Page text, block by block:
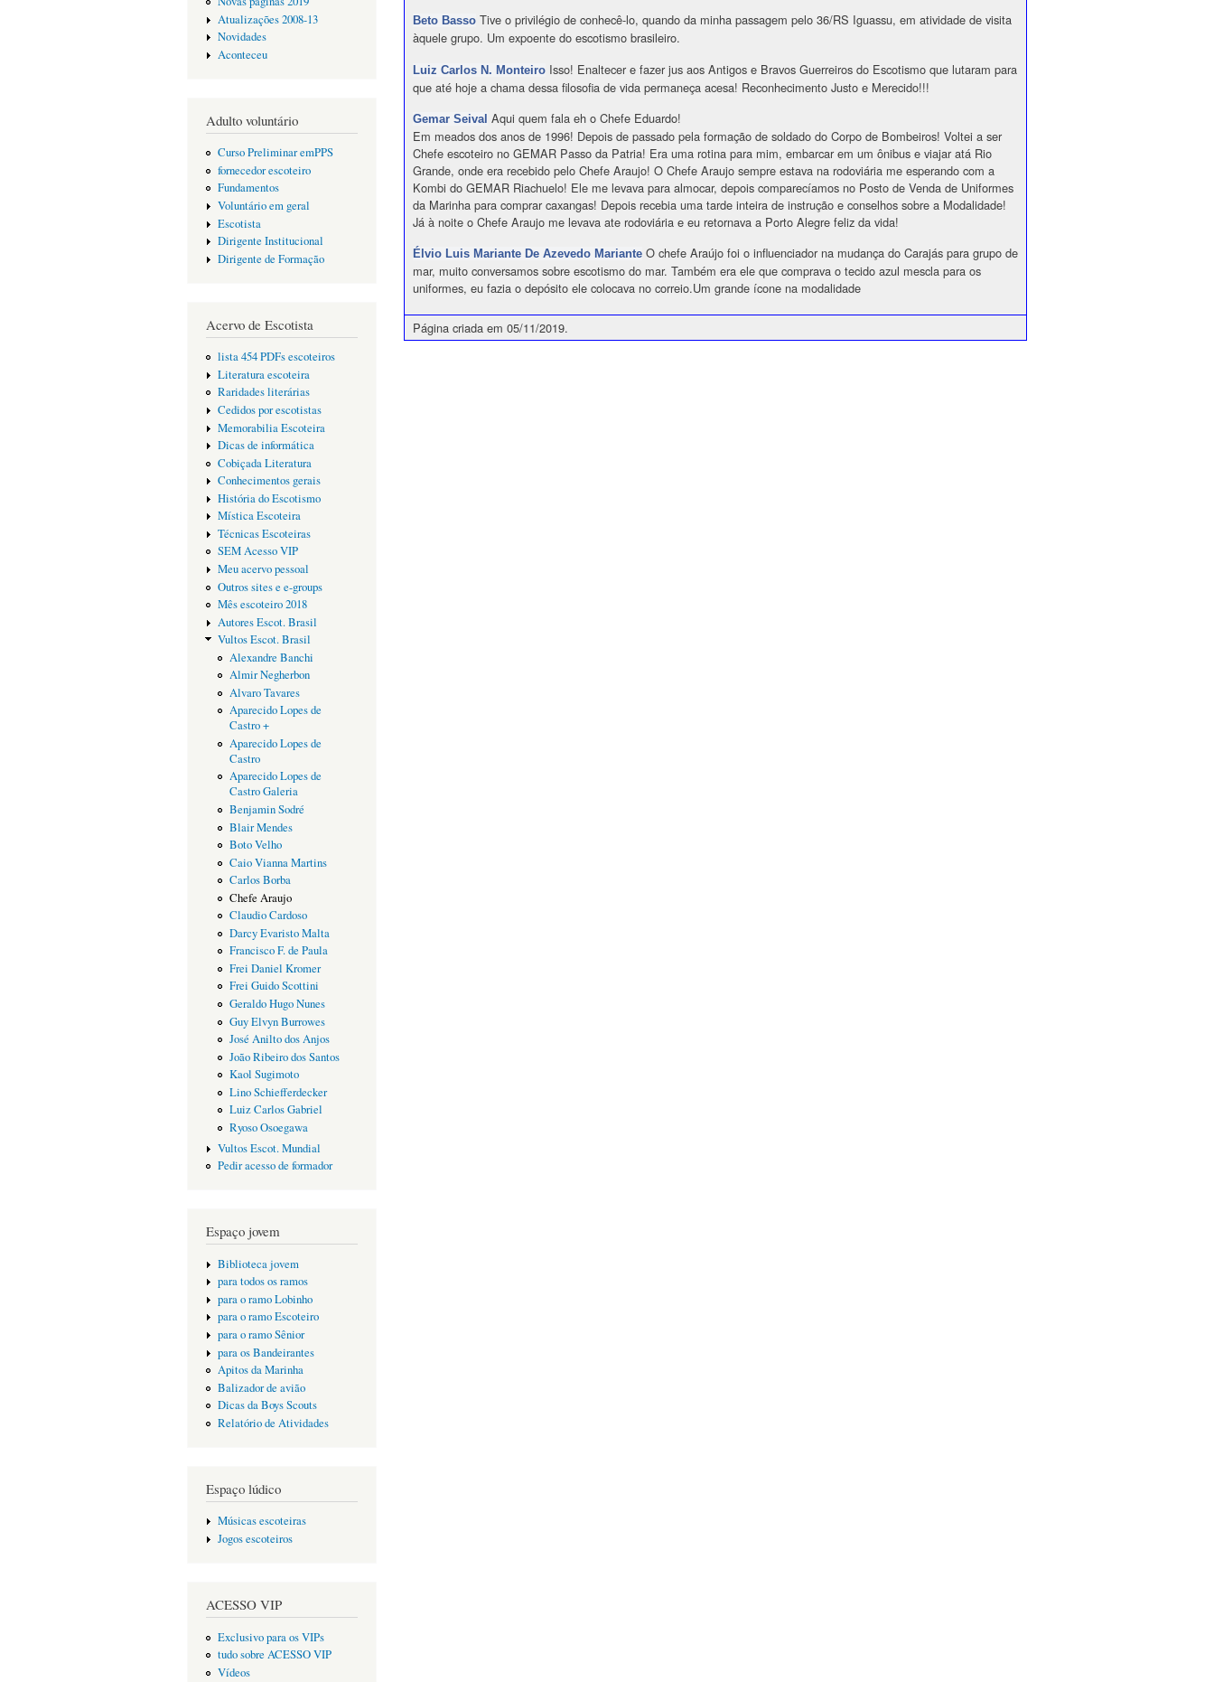
Atualizações 2008-13
Novidades
Aconteceu
Adulto voluntário
Curso Preliminar emPPS
fornecedor escoteiro
Fundamentos
Voluntário em geral
Escotista
Dirigente Institucional
Dirigente de Formação
Acervo de Escotista
lista 454 PDFs escoteiros
Literatura escoteira
Raridades literárias
Cedidos por escotistas
Memorabilia Escoteira
Dicas de informática
Cobiçada Literatura
Conhecimentos gerais
História do Escotismo
Mística Escoteira
Técnicas Escoteiras
SEM Acesso VIP
Meu acervo pessoal
Outros sites e e-groups
Mês escoteiro 2018
Autores Escot. Brasil
Vultos Escot. Brasil
Alexandre Banchi
Almir Negherbon
Alvaro Tavares
Aparecido Lopes de
Castro +
Aparecido Lopes de
Castro
Aparecido Lopes de
Castro Galeria
Benjamin Sodré
Blair Mendes
Boto Velho
Caio Vianna Martins
Carlos Borba
Chefe Araujo
Claudio Cardoso
Darcy Evaristo Malta
Francisco F. de Paula
Frei Daniel Kromer
Frei Guido Scottini
Geraldo Hugo Nunes
Guy Elvyn Burrowes
José Anilto dos Anjos
João Ribeiro dos Santos
Kaol Sugimoto
Lino Schiefferdecker
Luiz Carlos Gabriel
Ryoso Osoegawa
Vultos Escot. Mundial
Pedir acesso de formador
Espaço jovem
Biblioteca jovem
para todos os ramos
para o ramo Lobinho
para o ramo Escoteiro
para o ramo Sênior
para os Bandeirantes
Apitos da Marinha
Balizador de avião
Dicas da Boys Scouts
Relatório de Atividades
Espaço lúdico
Músicas escoteiras
Jogos escoteiros
ACESSO VIP
Exclusivo para os VIPs
tudo sobre ACESSO VIP
Vídeos
Beto Basso Tive o privilégio de conhecê-lo, quando da minha passagem pelo 36/RS Iguassu, em atividade de visita
àquele grupo. Um expoente do escotismo brasileiro.
Luiz Carlos N. Monteiro Isso! Enaltecer e fazer jus aos Antigos e Bravos Guerreiros do Escotismo que lutaram para
que até hoje a chama dessa filosofia de vida permaneça acesa! Reconhecimento Justo e Merecido!!!
Gemar Seival Aqui quem fala eh o Chefe Eduardo!
Em meados dos anos de 1996! Depois de passado pela formação de soldado do Corpo de Bombeiros! Voltei a ser
Chefe escoteiro no GEMAR Passo da Patria! Era uma rotina para mim, embarcar em um ônibus e viajar atá Rio
Grande, onde era recebido pelo Chefe Araujo! O Chefe Araujo sempre estava na rodoviária me esperando com a
Kombi do GEMAR Riachuelo! Ele me levava para almocar, depois comparecíamos no Posto de Venda de Uniformes
da Marinha para comprar caxangas! Depois recebia uma tarde inteira de instrução e conselhos sobre a Modalidade!
Já à noite o Chefe Araujo me levava ate rodoviária e eu retornava a Porto Alegre feliz da vida!
Élvio Luis Mariante De Azevedo Mariante O chefe Araújo foi o influenciador na mudança do Carajás para grupo de
mar, muito conversamos sobre escotismo do mar. Também era ele que comprava o tecido azul mescla para os
uniformes, eu fazia o depósito ele colocava no correio.Um grande ícone na modalidade
Página criada em 05/11/2019.